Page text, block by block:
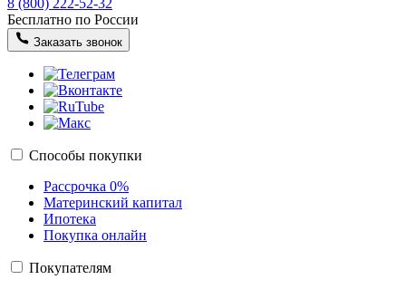
Бесплатно по России
Заказать звонок
Способы покупки
Рассрочка 0%
Материнский капитал
Ипотека
Покупка онлайн
Покупателям